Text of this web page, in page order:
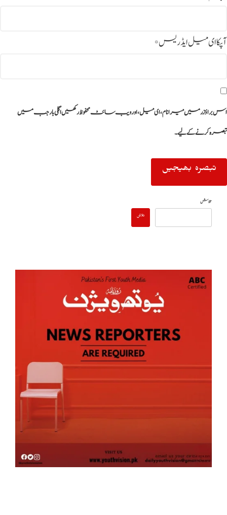
آپکا ای میل ایڈریس*
اس براؤزر میں میرا نام، ای میل، اور ویب سائٹ محفوظ رکھیں اگلی بار جب میں
تبصرہ کرنے کےلیے۔
تلاش
تلاش